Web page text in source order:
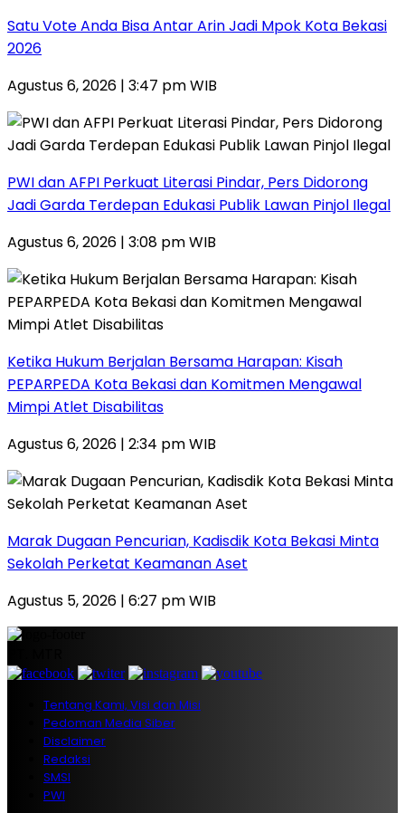
Satu Vote Anda Bisa Antar Arin Jadi Mpok Kota Bekasi
2026
Agustus 6, 2026 | 3:47 pm WIB
PWI dan AFPI Perkuat Literasi Pindar, Pers Didorong
Jadi Garda Terdepan Edukasi Publik Lawan Pinjol Ilegal
Agustus 6, 2026 | 3:08 pm WIB
Ketika Hukum Berjalan Bersama Harapan: Kisah
PEPARPEDA Kota Bekasi dan Komitmen Mengawal
Mimpi Atlet Disabilitas
Agustus 6, 2026 | 2:34 pm WIB
‎Marak Dugaan Pencurian, Kadisdik Kota Bekasi Minta
Sekolah Perketat Keamanan Aset
Agustus 5, 2026 | 6:27 pm WIB
Tentang Kami, Visi dan Misi
Pedoman Media Siber
Disclaimer
Redaksi
SMSI
PWI